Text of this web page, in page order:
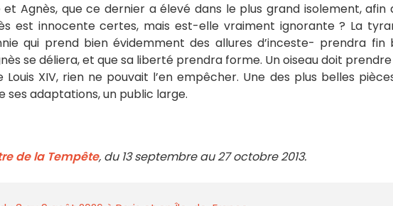
Agnès, que ce dernier a élevé dans le plus grand isolement, afin
est innocente certes, mais est-elle vraiment ignorante ? La
qui prend bien évidemment des allures d’inceste- prendra fin
se déliera, et que sa liberté prendra forme. Un oiseau doit
XIV, rien ne pouvait l’en empêcher. Une des plus belles
ses adaptations, un public large.
de la Tempête, du 13 septembre au 27 octobre 2013.